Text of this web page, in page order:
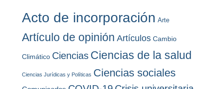
o
s
Acto de incorporación Arte
Artículo de opinión Artículos Cambio
Climático Ciencias Ciencias de la salud
Ciencias Jurídicas y Políticas Ciencias sociales